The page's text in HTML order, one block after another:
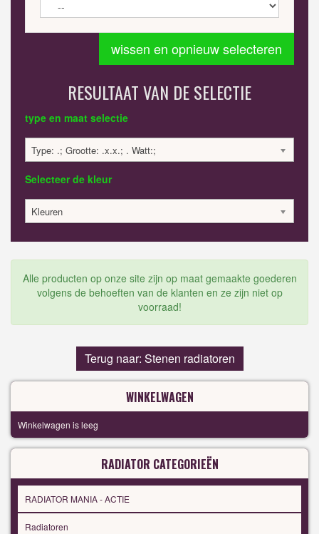
wissen en opnieuw selecteren
RESULTAAT VAN DE SELECTIE
type en maat selectie
Type: .; Grootte: .x.x.; . Watt:;
Selecteer de kleur
Kleuren
Alle producten op onze site zijn op maat gemaakte goederen
volgens de behoeften van de klanten en ze zijn niet op
voorraad!
Terug naar: Stenen radiatoren
WINKELWAGEN
Winkelwagen is leeg
RADIATOR CATEGORIEËN
RADIATOR MANIA - ACTIE
Radiatoren